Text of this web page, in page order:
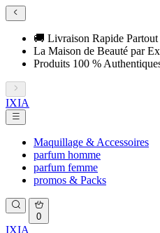
🚚 Livraison Rapide
La Maison de Beauté par
Produits 100 %
IXIA
Maquillage & Accessoires
parfum homme
parfum femme
promos & Packs
0
IXIA